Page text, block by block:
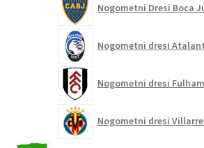
Nogometni Dresi Boca
Nogometni dresi
Nogometni dresi Fulham
Nogometni dresi